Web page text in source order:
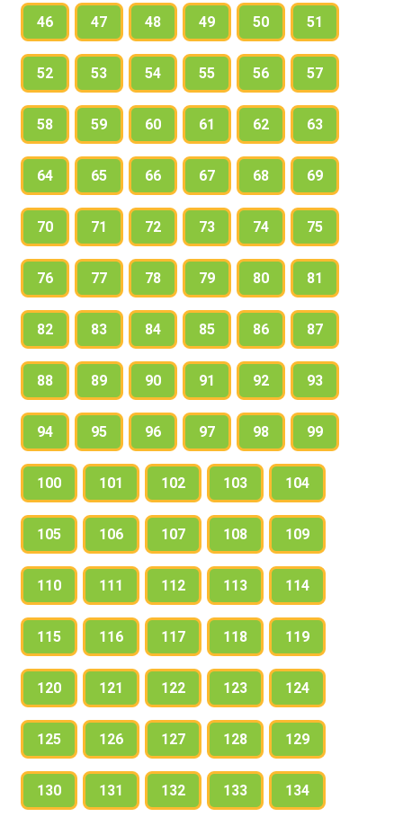
46 47 48 49 50 51
52 53 54 55 56 57
58 59 60 61 62 63
64 65 66 67 68 69
70 71 72 73 74 75
76 77 78 79 80 81
82 83 84 85 86 87
88 89 90 91 92 93
94 95 96 97 98 99
100 101 102 103 104
105 106 107 108 109
110 111 112 113 114
115 116 117 118 119
120 121 122 123 124
125 126 127 128 129
130 131 132 133 134